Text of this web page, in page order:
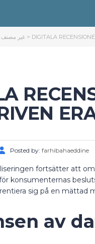
غير مصنف > DIGITALA
Posted by: farhibahaeddine
fortsätter att
konsumenternas
sig på en mättad
av